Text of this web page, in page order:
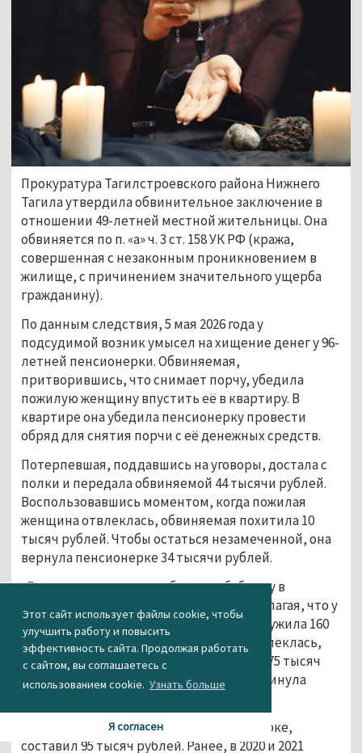
Этот сайт использует файлы cookie, чтобы
улучшить работу и повысить
эффективность сайта. Продолжая работать
с сайтом, вы соглашаетесь с
использованием cookie. Узнать больше
Я согласен
Прокуратура Тагилстроевского района Нижнего
Тагила утвердила обвинительное заключение в
отношении 49-летней местной жительницы. Она
обвиняется по п. «а» ч. 3 ст. 158 УК РФ (кража,
совершенная с незаконным проникновением в
жилище, с причинением значительного ущерба
гражданину).
По данным следствия, 5 мая 2026 года у
подсудимой возник умысел на хищение денег у 96-
летней пенсионерки. Обвиняемая,
притворившись, что снимает порчу, убедила
пожилую женщину впустить её в квартиру. В
квартире она убедила пенсионерку провести
обряд для снятия порчи с её денежных средств.
Потерпевшая, поддавшись на уговоры, достала с
полки и передала обвиняемой 44 тысячи рублей.
Воспользовавшись моментом, когда пожилая
женщина отвлеклась, обвиняемая похитила 10
тысяч рублей. Чтобы остаться незамеченной, она
вернула пенсионерке 34 тысячи рублей.
«Гадалка» продолжала убеждать бабушку в
необходимости проведения обряда, полагая, что у
неё есть ещё деньги. В шкафу она обнаружила 160
тысяч рублей и, когда пенсионерка отвлеклась,
похитила 85 тысяч рублей. Оставшиеся 75 тысяч
рублей она вернула потерпевшей и покинула
Общий ущерб, причинённый пенсионерке,
составил 95 тысяч рублей. Ранее, в 2020 и 2021